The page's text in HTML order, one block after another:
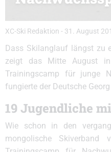
XC-Ski Redaktion - 31. August
Dass Skilanglauf längst zu
zeigt das Mitte August
Trainingscamp für junge
fungierte der Deutsche
19 Jugendliche
Wie schon in den
mongolische